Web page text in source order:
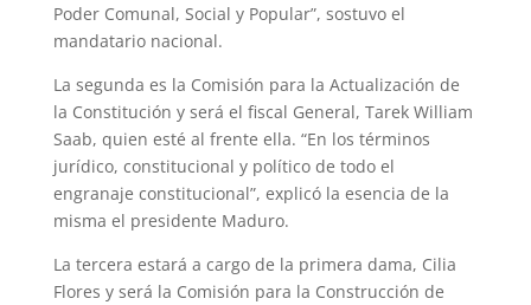
Poder Comunal, Social y Popular”, sostuvo el
mandatario nacional.
La segunda es la Comisión para la Actualización de
la Constitución y será el fiscal General, Tarek William
Saab, quien esté al frente ella. “En los términos
jurídico, constitucional y político de todo el
engranaje constitucional”, explicó la esencia de la
misma el presidente Maduro.
La tercera estará a cargo de la primera dama, Cilia
Flores y será la Comisión para la Construcción de